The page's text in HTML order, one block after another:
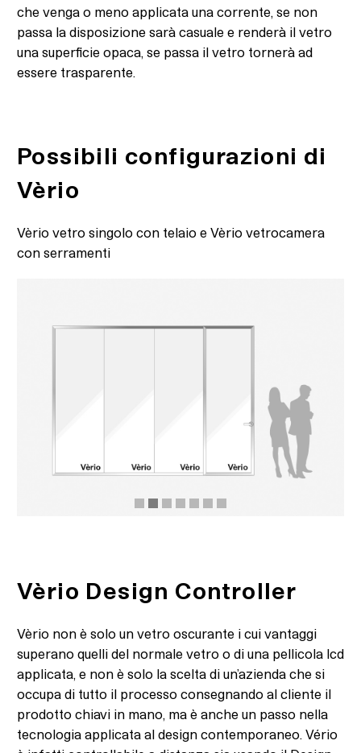
che venga o meno applicata una corrente, se non
passa la disposizione sarà casuale e renderà il vetro
una superficie opaca, se passa il vetro tornerà ad
essere trasparente.
Possibili configurazioni di
Vèrio
Vèrio vetro singolo con telaio e Vèrio vetrocamera
con serramenti
Vèrio Design Controller
Vèrio non è solo un vetro oscurante i cui vantaggi
superano quelli del normale vetro o di una pellicola lcd
applicata, e non è solo la scelta di un’azienda che si
occupa di tutto il processo consegnando al cliente il
prodotto chiavi in mano, ma è anche un passo nella
tecnologia applicata al design contemporaneo. Vério